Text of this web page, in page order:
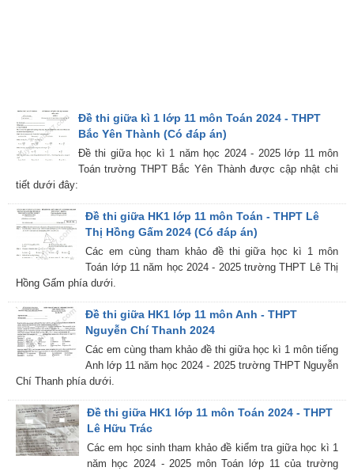
Đề thi giữa kì 1 lớp 11 môn Toán 2024 - THPT
Bắc Yên Thành (Có đáp án)
Đề thi giữa học kì 1 năm học 2024 - 2025 lớp 11 môn
Toán trường THPT Bắc Yên Thành được cập nhật chi
tiết dưới đây:
Đề thi giữa HK1 lớp 11 môn Toán - THPT Lê
Thị Hồng Gấm 2024 (Có đáp án)
Các em cùng tham khảo đề thi giữa học kì 1 môn
Toán lớp 11 năm học 2024 - 2025 trường THPT Lê Thị
Hồng Gấm phía dưới.
Đề thi giữa HK1 lớp 11 môn Anh - THPT
Nguyễn Chí Thanh 2024
Các em cùng tham khảo đề thi giữa học kì 1 môn tiếng
Anh lớp 11 năm học 2024 - 2025 trường THPT Nguyễn
Chí Thanh phía dưới.
Đề thi giữa HK1 lớp 11 môn Toán 2024 - THPT
Lê Hữu Trác
Các em học sinh tham khảo đề kiểm tra giữa học kì 1
năm học 2024 - 2025 môn Toán lớp 11 của trường